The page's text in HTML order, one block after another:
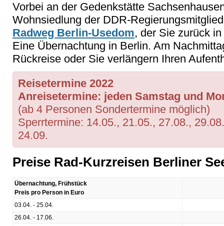
Vorbei an der Gedenkstätte
Wohnsiedlung der DDR-
Radweg Berlin-Usedom, der Sie zurück
Eine Übernachtung in Berlin. Am
Rückreise oder Sie verlängern Ihren
Reisetermine 2022
Anreisetermine: jeden Samstag und
(ab 4 Personen Sondertermine möglich)
Sperrtermine: 14.05., 21.05., 27.08.,
24.09.
Preise Rad-Kurzreisen Berliner
Übernachtung, Frühstück
Preis pro Person in Euro
03.04. - 25.04.
26.04. - 17.06.